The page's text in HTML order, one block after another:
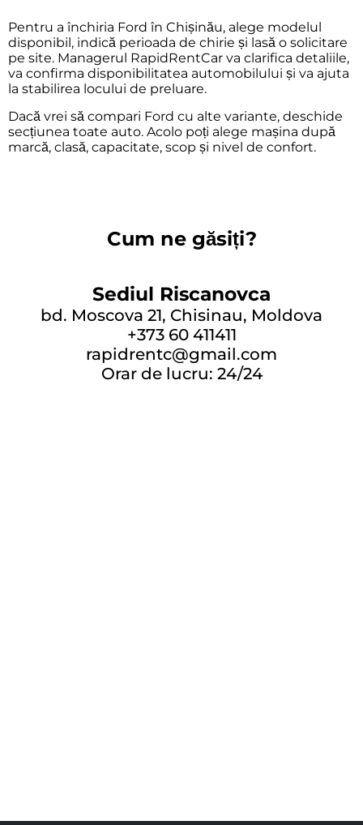
Pentru a închiria Ford în Chișinău, alege modelul
disponibil, indică perioada de chirie și lasă o solicitare
pe site. Managerul RapidRentCar va clarifica detaliile,
va confirma disponibilitatea automobilului și va ajuta
la stabilirea locului de preluare.
Dacă vrei să compari Ford cu alte variante, deschide
secțiunea toate auto. Acolo poți alege mașina după
marcă, clasă, capacitate, scop și nivel de confort.
Cum ne găsiți?
Sediul Riscanovca
bd. Moscova 21, Chisinau, Moldova
+373 60 411411
rapidrentc@gmail.com
Orar de lucru: 24/24